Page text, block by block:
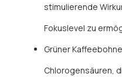
stimulierende
Fokuslevel zu
Grüner
Chlorogensäuren,